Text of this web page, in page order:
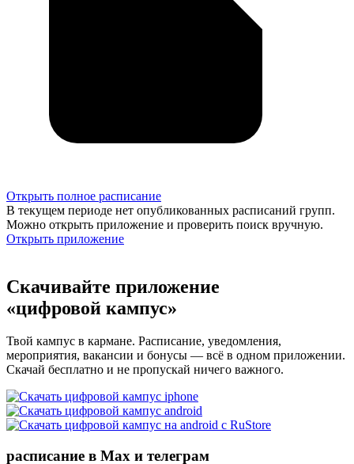
Открыть полное расписание
В текущем периоде нет опубликованных расписаний групп.
Можно открыть приложение и проверить поиск вручную.
Открыть приложение
Скачивайте приложение
«цифровой кампус»
Твой кампус в кармане. Расписание, уведомления,
мероприятия, вакансии и бонусы — всё в одном приложении.
Скачай бесплатно и не пропускай ничего важного.
расписание в Max и телеграм